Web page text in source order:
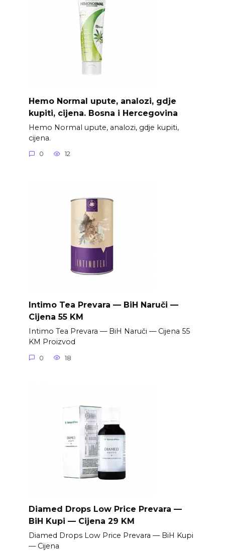
Hemo Normal upute, analozi, gdje
kupiti, cijena. Bosna i Hercegovina
Hemo Normal upute, analozi, gdje kupiti,
cijena.
0 12
Intimo Tea Prevara — BiH Naruči —
Cijena 55 KM
Intimo Tea Prevara — BiH Naruči — Cijena 55
KM Proizvod
0 18
Diamed Drops Low Price Prevara —
BiH Kupi — Cijena 29 KM
Diamed Drops Low Price Prevara — BiH Kupi
— Cijena